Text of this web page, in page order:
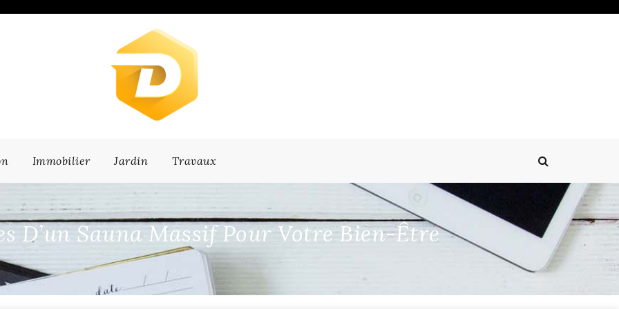
Immobilier Jardin Travaux
D’un Sauna Massif Pour Votre Bien-Être